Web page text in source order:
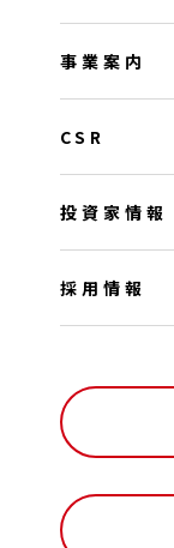
事業案内
CSR
投資家情報
採用情報